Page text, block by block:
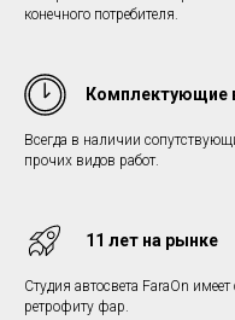
конечного потребителя.
Комплектующие
Всегда в наличии
прочих видов работ.
11 лет на рынке
Студия автосвета FaraOn
ретрофиту фар.